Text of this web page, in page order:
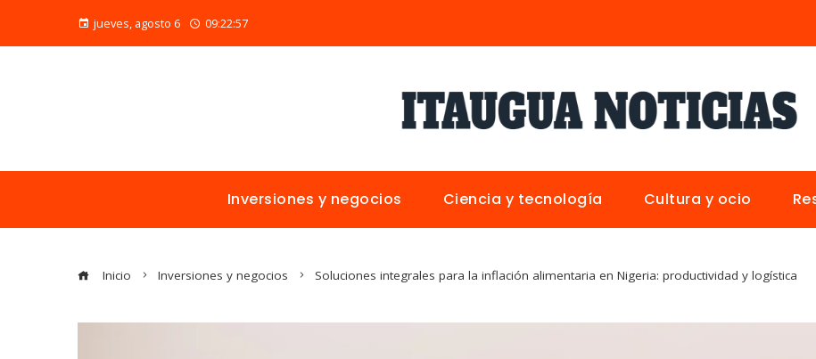
jueves, agosto 6 09:22:59
Inversiones y negocios Ciencia y tecnología Cultura y ocio
Inicio Inversiones y negocios Soluciones integrales para la inflación alimentaria en Nigeria: productividad y logística